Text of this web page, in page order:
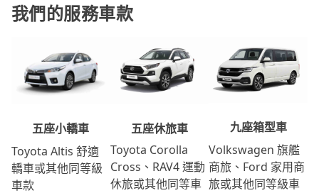
我們的服務車款
五座小轎車
Toyota Altis 舒適
轎車或其他同等級
車款
五座休旅車
Toyota Corolla
Cross、RAV4 運動
休旅或其他同等車
九座箱型車
Volkswagen 旗艦
商旅、Ford 家用商
旅或其他同等級車